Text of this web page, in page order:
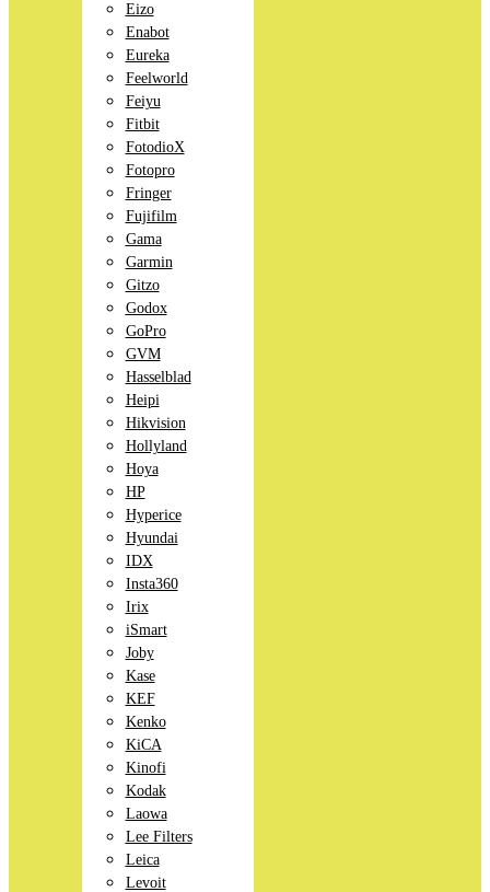
Eizo
Enabot
Eureka
Feelworld
Feiyu
Fitbit
FotodioX
Fotopro
Fringer
Fujifilm
Gama
Garmin
Gitzo
Godox
GoPro
GVM
Hasselblad
Heipi
Hikvision
Hollyland
Hoya
HP
Hyperice
Hyundai
IDX
Insta360
Irix
iSmart
Joby
Kase
KEF
Kenko
KiCA
Kinofi
Kodak
Laowa
Lee Filters
Leica
Levoit